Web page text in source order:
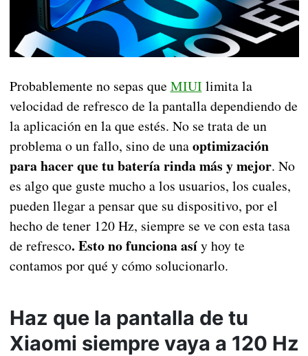
Probablemente no sepas que MIUI limita la
velocidad de refresco de la pantalla dependiendo de
la aplicación en la que estés. No se trata de un
problema o un fallo, sino de unaoptimización
para hacer que tu batería rinda más y mejor. No
es algo que guste mucho a los usuarios, los cuales,
pueden llegar a pensar que su dispositivo, por el
hecho de tener 120 Hz, siempre se ve con esta tasa
de refresco. Esto no funciona asíy hoy te
contamos por qué y cómo solucionarlo.
Haz que la pantalla de tu
Xiaomi siempre vaya a 120 Hz